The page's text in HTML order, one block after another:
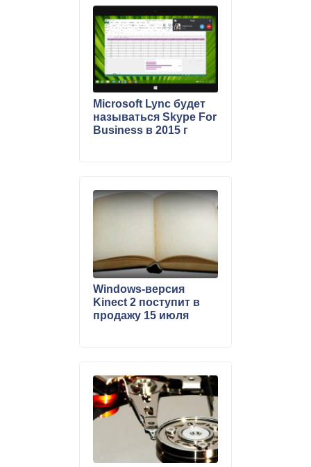
Microsoft Lync будет
называться Skype For
Business в 2015 г
Windows-версия
Kinect 2 поступит в
продажу 15 июля